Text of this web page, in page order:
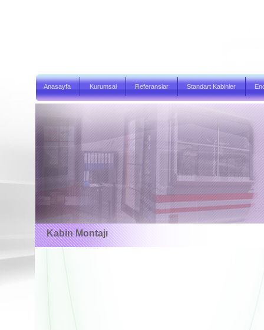
Anasayfa Kurumsal Referanslar Standart Kabinler
Kabin Montajı